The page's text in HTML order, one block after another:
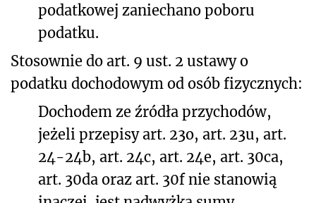
podatkowej zaniechano poboru
podatku.
Stosownie do art. 9 ust. 2 ustawy o
podatku dochodowym od osób fizycznych:
Dochodem ze źródła przychodów,
jeżeli przepisy art. 23o, art. 23u, art.
24-24b, art. 24c, art. 24e, art. 30ca,
art. 30da oraz art. 30f nie stanowią